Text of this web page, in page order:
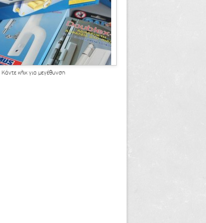
Κάντε κλικ για μεγέθυνση